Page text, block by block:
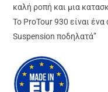
καλή ροπή και μια
Το ProTour 930 είναι
Suspension ποδηλατά”